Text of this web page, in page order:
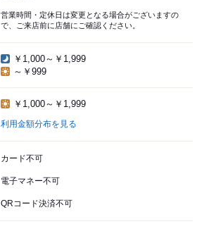
営業時間・定休日は変更となる場合がございますの
で、ご来店前に店舗にご確認ください。
￥1,000～￥1,999
～￥999
￥1,000～￥1,999
利用金額分布を見る
カード不可
電子マネー不可
QRコード決済不可